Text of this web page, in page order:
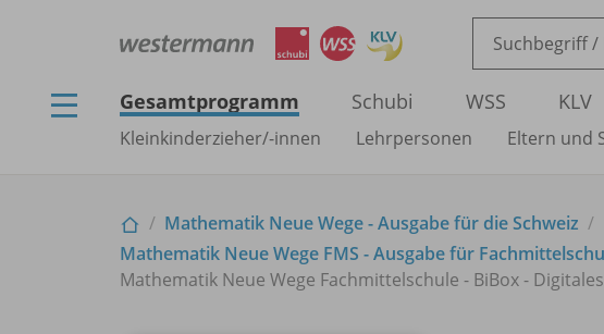
Gesamtprogramm Schubi WSS KLV
Kleinkinderzieher/-innen Lehrpersonen Eltern und
Mathematik Neue Wege - Ausgabe für die Schweiz
Mathematik Neue Wege FMS - Ausgabe für
Mathematik Neue Wege Fachmittelschule - BiBox -